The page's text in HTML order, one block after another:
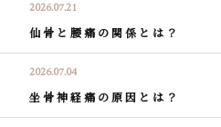
2026.07.21
仙骨と腰痛の関係とは？
2026.07.04
坐骨神経痛の原因とは？